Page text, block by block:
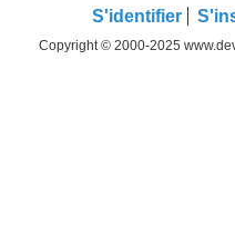
S'identifier
Copyright © 2000-2025